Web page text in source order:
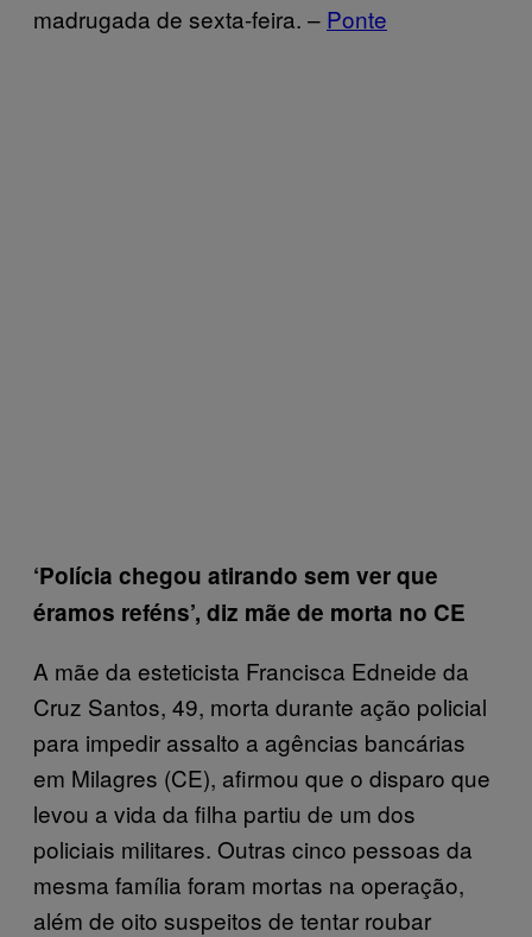
madrugada de sexta-feira. – Ponte
‘Polícia chegou atirando sem ver que
éramos reféns’, diz mãe de morta no CE
A mãe da esteticista Francisca Edneide da
Cruz Santos, 49, morta durante ação policial
para impedir assalto a agências bancárias
em Milagres (CE), afirmou que o disparo que
levou a vida da filha partiu de um dos
policiais militares. Outras cinco pessoas da
mesma família foram mortas na operação,
além de oito suspeitos de tentar roubar